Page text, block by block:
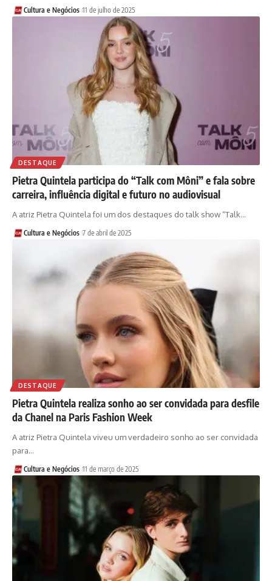
Cultura e Negócios 11 de julho de 2025
DESTAQUE
Pietra Quintela participa do “Talk com Môni” e fala sobre
carreira, influência digital e futuro no audiovisual
A atriz Pietra Quintela foi um dos destaques do talk show “Talk…
Cultura e Negócios 7 de abril de 2025
DESTAQUE
Pietra Quintela realiza sonho ao ser convidada para desfile
da Chanel na Paris Fashion Week
A atriz Pietra Quintela viveu um verdadeiro sonho ao ser convidada
para…
Cultura e Negócios 11 de março de 2025